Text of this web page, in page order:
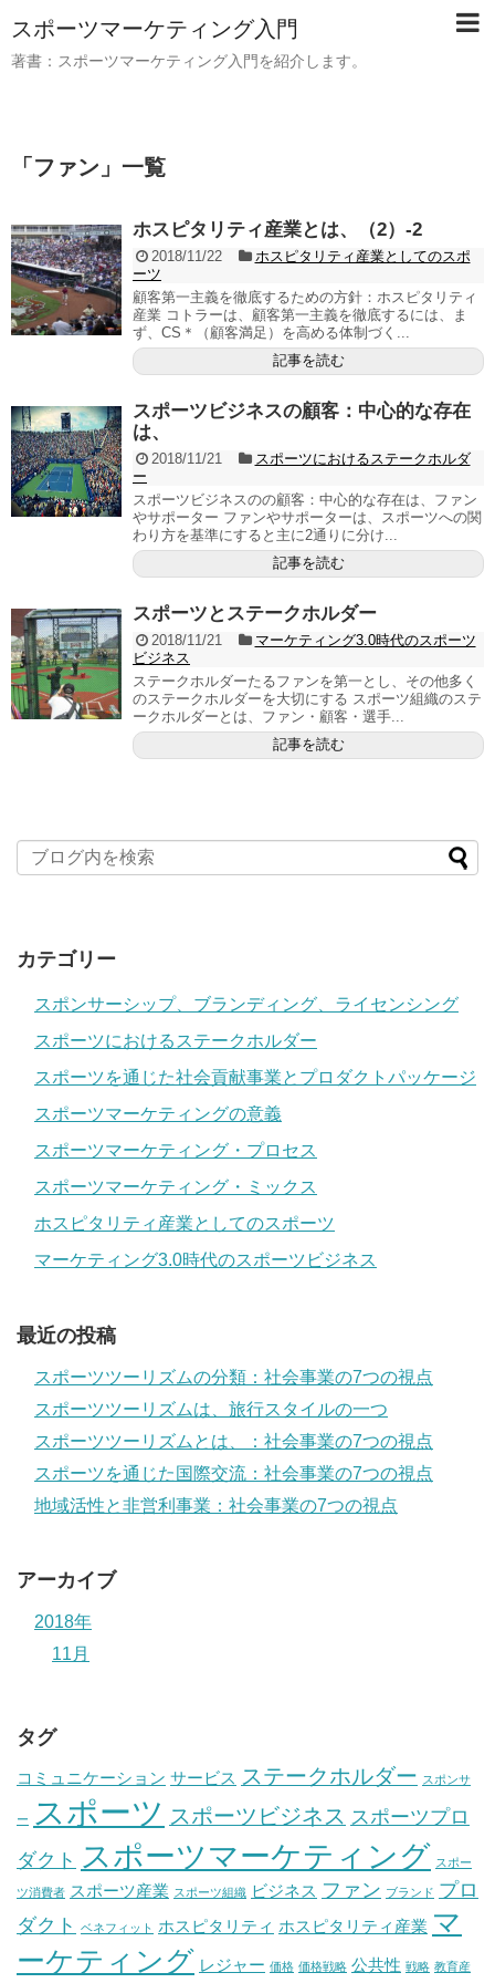
スポーツマーケティング入門
著書：スポーツマーケティング入門を紹介します。
「 ファン 」 一覧
ホスピタリティ産業とは、（2）-2
2018/11/22
ホスピタリティ産業としてのスポ
ーツ
顧客第一主義を徹底するための方針：ホスピタリティ
産業 コトラーは、顧客第一主義を徹底するには、ま
ず、CS＊（顧客満足）を高める体制づく...
記事を読む
スポーツビジネスの顧客：中心的な存在
は、
2018/11/21
スポーツにおけるステークホルダ
ー
スポーツビジネスのの顧客：中心的な存在は、ファン
やサポーター ファンやサポーターは、スポーツへの関
わり方を基準にすると主に2通りに分け...
記事を読む
スポーツとステークホルダー
2018/11/21
マーケティング3.0時代のスポーツ
ビジネス
ステークホルダーたるファンを第一とし、その他多く
のステークホルダーを大切にする スポーツ組織のステ
ークホルダーとは、ファン・顧客・選手...
記事を読む
カテゴリー
スポンサーシップ、ブランディング、ライセンシング
スポーツにおけるステークホルダー
スポーツを通じた社会貢献事業とプロダクトパッケージ
スポーツマーケティングの意義
スポーツマーケティング・プロセス
スポーツマーケティング・ミックス
ホスピタリティ産業としてのスポーツ
マーケティング3.0時代のスポーツビジネス
最近の投稿
スポーツツーリズムの分類：社会事業の7つの視点
スポーツツーリズムは、旅行スタイルの一つ
スポーツツーリズムとは、：社会事業の7つの視点
スポーツを通じた国際交流：社会事業の7つの視点
地域活性と非営利事業：社会事業の7つの視点
アーカイブ
2018年
11月
タグ
コミュニケーション サービス ステークホルダー スポンサ
ー スポーツ スポーツビジネス スポーツプロ
ダクト スポーツマーケティング スポー
ツ消費者 スポーツ産業 スポーツ組織 ビジネス ファン ブランド プロ
ダクト
ベネフィット ホスピタリティ ホスピタリティ産業 マ
ーケティング レジャー 価格 価格戦略 公共性 戦略 教育産